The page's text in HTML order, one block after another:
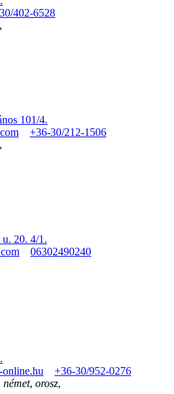
402-6528
,
101/4.
+36-30/212-1506
,
20. 4/1.
06302490240
+36-30/952-0276
német, orosz,